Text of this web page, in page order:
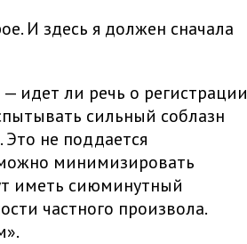
И здесь я должен сначала
идет ли речь о регистрации
сильный соблазн
не поддается
минимизировать
иметь сиюминутный
частного произвола.